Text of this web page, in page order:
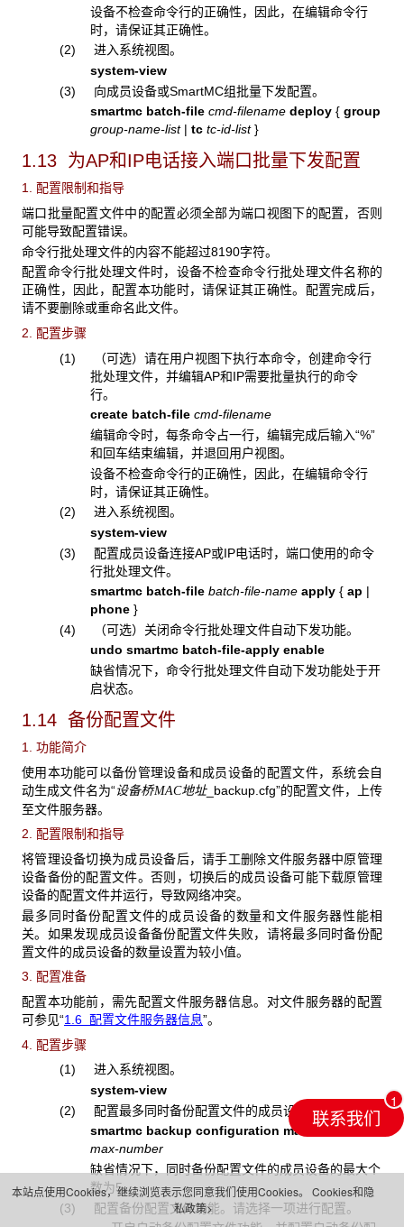
设备不检查命令行的正确性，因此，在编辑命令行
时，请保证其正确性。
(2) 进入系统视图。
system-view
(3) 向成员设备或SmartMC组批量下发配置。
smartmc batch-file cmd-filename deploy { group
group-name-list | tc tc-id-list}
1.13 为AP和IP电话接入端口批量下发配置
1. 配置限制和指导
端口批量配置文件中的配置必须全部为端口视图下的配置，否则
可能导致配置错误。
命令行批处理文件的内容不能超过8190字符。
配置命令行批处理文件时，设备不检查命令行批处理文件名称的
正确性，因此，配置本功能时，请保证其正确性。配置完成后，
请不要删除或重命名此文件。
2. 配置步骤
(1) （可选）请在用户视图下执行本命令，创建命令行
批处理文件，并编辑AP和IP需要批量执行的命令
行。
create batch-file cmd-filename
编辑命令时，每条命令占一行，编辑完成后输入“%”
和回车结束编辑，并退回用户视图。
设备不检查命令行的正确性，因此，在编辑命令行
时，请保证其正确性。
(2) 进入系统视图。
system-view
(3) 配置成员设备连接AP或IP电话时，端口使用的命令
行批处理文件。
smartmc batch-file batch-file-nameapply{ ap |
phone}
(4) （可选）关闭命令行批处理文件自动下发功能。
undo smartmc batch-file-apply enable
缺省情况下，命令行批处理文件自动下发功能处于开
启状态。
1.14 备份配置文件
1. 功能简介
使用本功能可以备份管理设备和成员设备的配置文件，系统会自
动生成文件名为“设备桥MAC地址_backup.cfg”的配置文件，上传
至文件服务器。
2. 配置限制和指导
将管理设备切换为成员设备后，请手工删除文件服务器中原管理
设备备份的配置文件。否则，切换后的成员设备可能下载原管理
设备的配置文件并运行，导致网络冲突。
最多同时备份配置文件的成员设备的数量和文件服务器性能相
关。如果发现成员设备备份配置文件失败，请将最多同时备份配
置文件的成员设备的数量设置为较小值。
3. 配置准备
配置本功能前，需先配置文件服务器信息。对文件服务器的配置
可参见“1.6 配置文件服务器信息”。
4. 配置步骤
(1) 进入系统视图。
system-view
(2) 配置最多同时备份配置文件的成员设备的数量。
smartmc backup configuration max-number
max-number
缺省情况下，同时备份配置文件的成员设备的最大个
数为5。
(3) 配置备份配置文件功能。请选择一项进行配置。
联系我们
本站点使用Cookies，继续浏览表示您同意我们使用Cookies。 Cookies和隐
私政策>